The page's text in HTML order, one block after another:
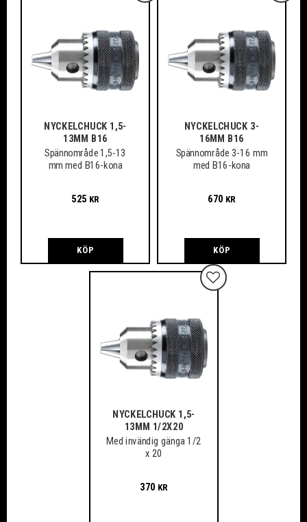
NYCKELCHUCK 1,5-
13MM B16
Spännområde 1,5-13
mm med B16-kona
525 KR
KÖP
NYCKELCHUCK 3-
16MM B16
Spännområde 3-16 mm
med B16-kona
670 KR
KÖP
NYCKELCHUCK 1,5-
13MM 1/2X20
Med invändig gänga 1/2
x 20
370 KR
Lägg till i favoriter